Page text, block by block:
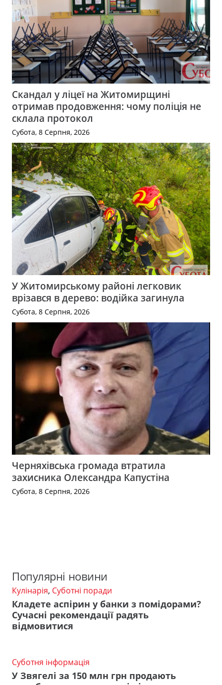
Скандал у ліцеї на Житомирщині
отримав продовження: чому поліція не
склала протокол
Субота, 8 Серпня, 2026
У Житомирському районі легковик
врізався в дерево: водійка загинула
Субота, 8 Серпня, 2026
Черняхівська громада втратила
захисника Олександра Капустіна
Субота, 8 Серпня, 2026
Популярні новини
Кулінарія, Суботні поради
Кладете аспірин у банки з помідорами?
Сучасні рекомендації радять
відмовитися
Суботня інформація
У Звягелі за 150 млн грн продають